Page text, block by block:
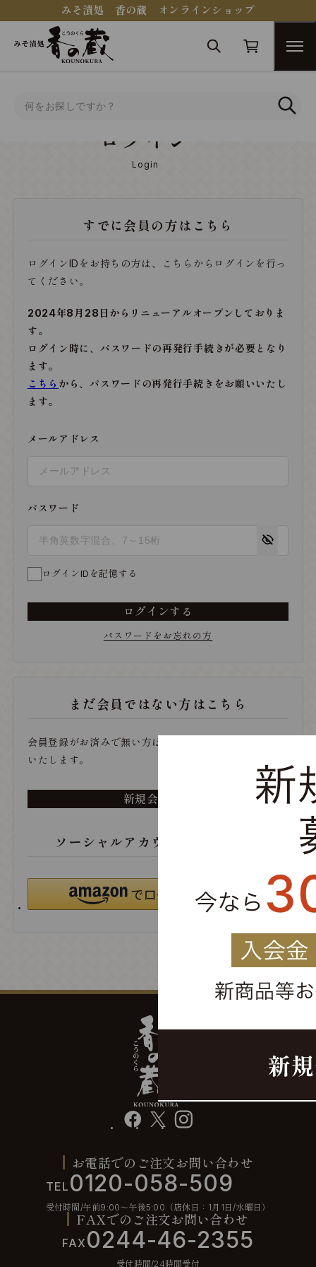
みそ漬処 香の蔵 オンラインショップ
ログイン
Login
すでに会員の方はこちら
ログインIDをお持ちの方は、こちらからログインを行っ
てください。
2024年8月28日からリニューアルオープンしておりま
す。
ログイン時に、パスワードの再発行手続きが必要となり
ます。
こちら から、パスワードの再発行手続きをお願いいたし
ます。
メールアドレス
パスワード
ログインIDを記憶する
ログインする
パスワードをお忘れの方
まだ会員ではない方はこちら
会員登録がお済みで無い方は、こちらから登録をお願い
いたします。
新規会員登録
ソーシャルアカウントでログイン
facebook instagram
お電話でのご注文お問い合わせ
TEL 0120-058-509
受付時間/午前9:00〜午後5:00（店休日：1月1日/水曜日）
FAXでのご注文お問い合わせ
FAX0244-46-2355
受付時間/24時間受付